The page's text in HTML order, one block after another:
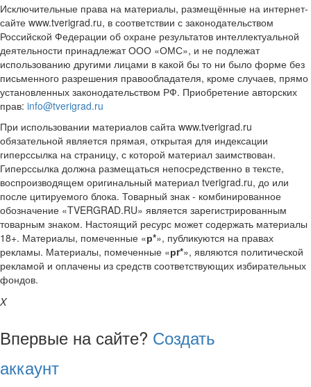
Исключительные права на материалы, размещённые на интернет-
сайте www.tverigrad.ru, в соответствии с законодательством
Российской Федерации об охране результатов интеллектуальной
деятельности принадлежат ООО «ОМС», и не подлежат
использованию другими лицами в какой бы то ни было форме без
письменного разрешения правообладателя, кроме случаев, прямо
установленных законодательством РФ. Приобретение авторских
прав: info@tverigrad.ru
При использовании материалов сайта www.tverigrad.ru
обязательной является прямая, открытая для индексации
гиперссылка на страницу, с которой материал заимствован.
Гиперссылка должна размещаться непосредственно в тексте,
воспроизводящем оригинальный материал tverigrad.ru, до или
после цитируемого блока. Товарный знак - комбинированное
обозначение «TVERGRAD.RU» является зарегистрированным
товарным знаком. Настоящий ресурс может содержать материалы
18+. Материалы, помеченные «р*», публикуются на правах
рекламы. Материалы, помеченные «рr*», являются политической
рекламой и оплачены из средств соответствующих избирательных
фондов.
X
Впервые на сайте? Создать
аккаунт